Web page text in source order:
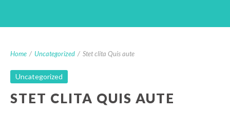
Home / Uncategorized / Stet clita Quis aute
Uncategorized
STET CLITA QUIS AUTE